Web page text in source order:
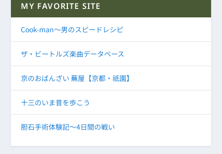
MY FAVORITE SITE
Cook-man～男のスピードレシピ
ザ・ビートルズ楽曲データベース
京のおばんざい 蕪屋【京都・祇園】
十三のいま昔を歩こう
胆石手術体験記～4日間の戦い